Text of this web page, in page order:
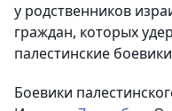
у родственников
граждан, которых
палестинские
Боевики